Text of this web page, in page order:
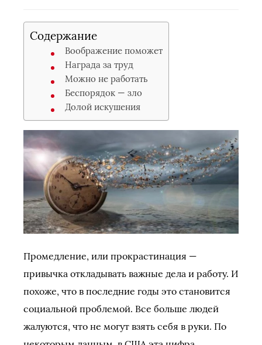
Содержание
Воображение поможет
Награда за труд
Можно не работать
Беспорядок — зло
Долой искушения
Промедление, или прокрастинация —
привычка откладывать важные дела и работу. И
похоже, что в последние годы это становится
социальной проблемой. Все больше людей
жалуются, что не могут взять себя в руки. По